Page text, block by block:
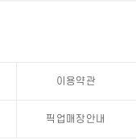
이용약관
픽업매장안내